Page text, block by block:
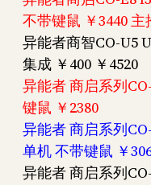
不带键鼠 ￥3440 主
异能者商智CO-U5
集成 ￥400 ￥4520
异能者 商启系列
键鼠 ￥2380
异能者 商启系列
单机 不带键鼠 ￥
异能者 商启系列